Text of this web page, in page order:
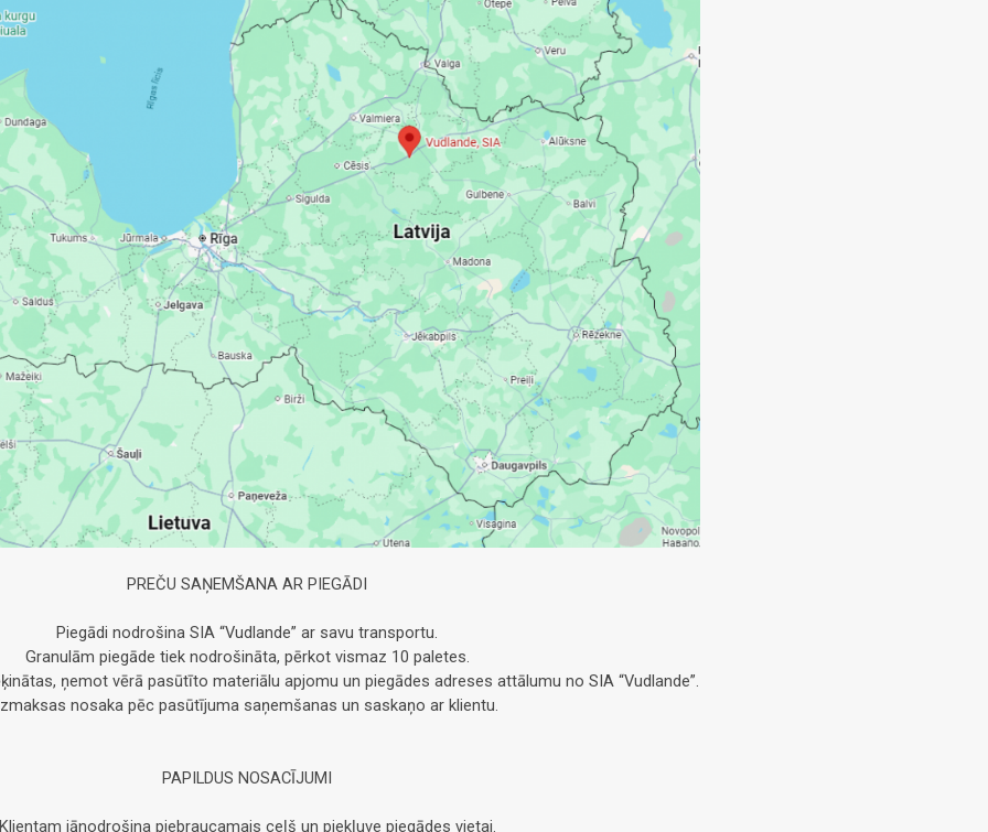
PREČU SAŅEMŠANA AR PIEGĀDI
Piegādi nodrošina SIA “Vudlande” ar savu transportu.
Granulām piegāde tiek nodrošināta, pērkot vismaz 10 paletes.
ņemot vērā pasūtīto materiālu apjomu un piegādes adreses attālumu no SIA “Vudlande”.
nosaka pēc pasūtījuma saņemšanas un saskaņo ar klientu.
PAPILDUS NOSACĪJUMI
Klientam jānodrošina piebraucamais ceļš un piekļuve piegādes vietai.